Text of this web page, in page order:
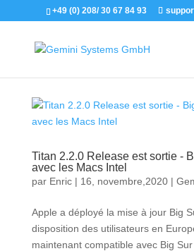
+49 (0) 208/ 30 67 84 93
Titan 2.2.0 Release est sortie -
avec les Macs Intel
par Enric| 16, novembre,2020|
Apple a déployé la mise à jour Big
disposition des utilisateurs en
maintenant compatible avec Big